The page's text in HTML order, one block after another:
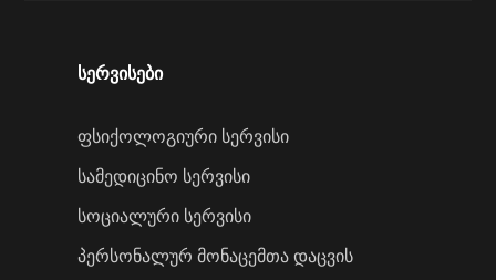
სერვისები
ფსიქოლოგიური სერვისი
სამედიცინო სერვისი
სოციალური სერვისი
პერსონალურ მონაცემთა დაცვის